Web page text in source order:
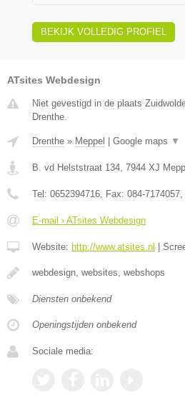
BEKIJK VOLLEDIG PROFIEL
ATsites Webdesign
Niet gevestigd in de plaats
Drenthe.
Drenthe » Meppel | Google maps ▼
B. vd Helststraat 134 7944 XJ
Tel: 0652394716 , Fax: 084-7174057
E-mail › ATsites Webdesign
Website: http://www.atsites.nl |
webdesign, websites, webshops
Diensten onbekend
Openingstijden onbekend
Sociale media: